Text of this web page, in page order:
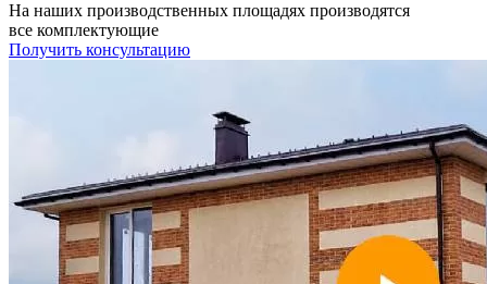
На наших производственных площадях производятся
все комплектующие
Получить консультацию